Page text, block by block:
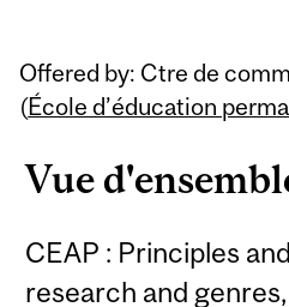
Offered by: Ctre de
(École d’éducation
Vue
CEAP : Principles
research and